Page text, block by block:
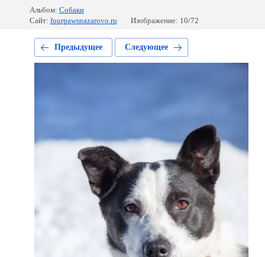
Альбом: Собаки
Сайт: fourpawsnazarovo.ru Изображение: 10/72
Предыдущее Следующее